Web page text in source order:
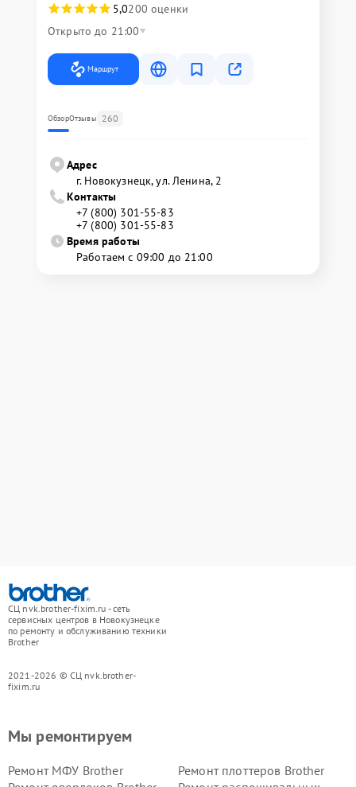
5,0200 оценки
Открыто до 21:00
Маршрут
ОбзорОтзывы 260
Адрес
г. Новокузнецк, ул. Ленина, 2
Контакты
+7 (800) 301-55-83
+7 (800) 301-55-83
Время работы
Работаем с 09:00 до 21:00
СЦ nvk.brother-fixim.ru - сеть
сервисных центров в Новокузнецке
по ремонту и обслуживанию техники
Brother
2021-2026 © СЦ nvk.brother-
fixim.ru
Мы ремонтируем
Ремонт МФУ Brother
Ремонт плоттеров Brother